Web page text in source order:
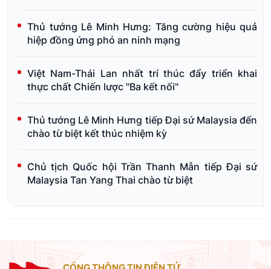
Thủ tướng Lê Minh Hưng: Tăng cường hiệu quả
hiệp đồng ứng phó an ninh mạng
Việt Nam-Thái Lan nhất trí thúc đẩy triển khai
thực chất Chiến lược "Ba kết nối"
Thủ tướng Lê Minh Hưng tiếp Đại sứ Malaysia đến
chào từ biệt kết thúc nhiệm kỳ
Chủ tịch Quốc hội Trần Thanh Mẫn tiếp Đại sứ
Malaysia Tan Yang Thai chào từ biệt